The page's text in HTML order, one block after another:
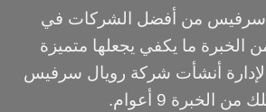
سرفيس من أفضل الشركات في
الخبرة ما يكفي يجعلها متميزة
أنشأت شركة رويال سرفيس